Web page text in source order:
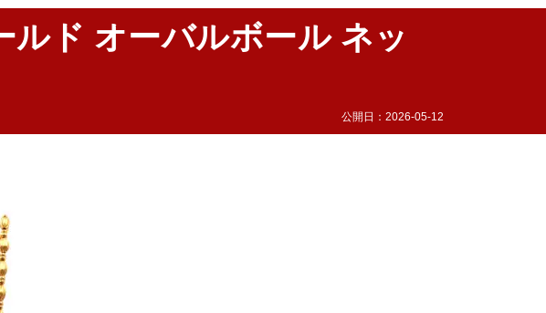
ルド オーバルボール ネッ
公開日： 2026-05-12